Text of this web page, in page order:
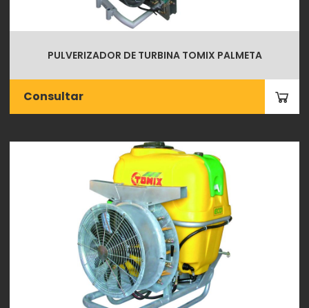
PULVERIZADOR DE TURBINA TOMIX PALMETA
Consultar